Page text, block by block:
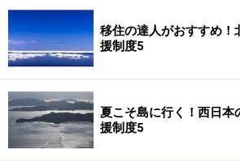
ころなど、冬でないと現実が分から
の強いエリアもしかり。本来は1年
じて見たいもの。せめて、夏と冬、
感じで」
移住の達人がおすすめ！
援制度5
夏こそ島に行く！西日本
援制度5